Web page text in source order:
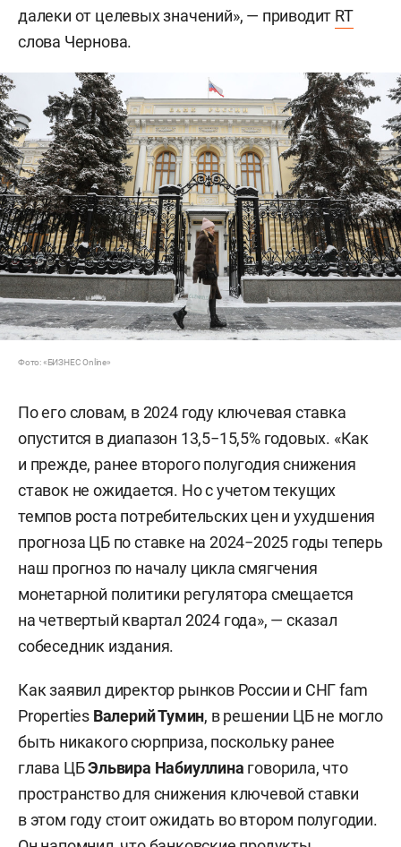
далеки от целевых значений», — приводит RT
слова Чернова.
Фото: «БИЗНЕС Online»
По его словам, в 2024 году ключевая ставка
опустится в диапазон 13,5−15,5% годовых. «Как
и прежде, ранее второго полугодия снижения
ставок не ожидается. Но с учетом текущих
темпов роста потребительских цен и ухудшения
прогноза ЦБ по ставке на 2024−2025 годы теперь
наш прогноз по началу цикла смягчения
монетарной политики регулятора смещается
на четвертый квартал 2024 года», — сказал
собеседник издания.
Как заявил директор рынков России и СНГ fam
Properties Валерий Тумин, в решении ЦБ не могло
быть никакого сюрприза, поскольку ранее
глава ЦБЭльвира Набиуллина говорила, что
пространство для снижения ключевой ставки
в этом году стоит ожидать во втором полугодии.